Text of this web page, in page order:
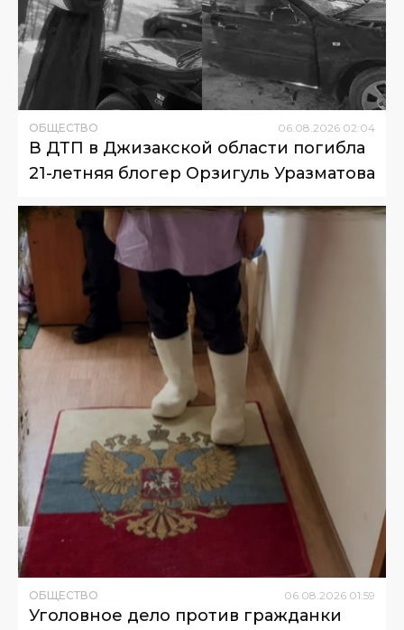
ОБЩЕСТВО 06 08 2026 02:04
В ДТП в Джизакской области погибла
21-летняя блогер Орзигуль Уразматова
ОБЩЕСТВО 06.08.2026 01:59
Уголовное дело против гражданки